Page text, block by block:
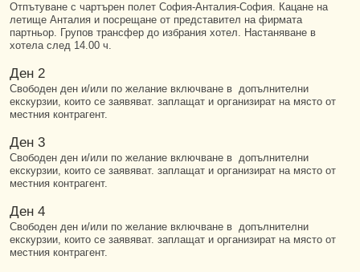
Отпътуване с чартърен полет София-Анталия-София. Кацане на
летище Анталия и посрещане от представител на фирмата
партньор. Групов трансфер до избрания хотел. Настаняване в
хотела след 14.00 ч.
Ден 2
Свободен ден и/или по желание включване в допълнителни
екскурзии, които се заявяват. заплащат и организират на място от
местния контрагент.
Ден 3
Свободен ден и/или по желание включване в допълнителни
екскурзии, които се заявяват. заплащат и организират на място от
местния контрагент.
Ден 4
Свободен ден и/или по желание включване в допълнителни
екскурзии, които се заявяват. заплащат и организират на място от
местния контрагент.